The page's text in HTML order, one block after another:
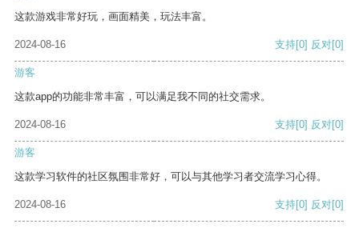
这款游戏非常好玩，画面精美，玩法丰富。
2024-08-16 支持[0] 反对[0]
游客
这款app的功能非常丰富，可以满足我不同的社交需求。
2024-08-16 支持[0] 反对[0]
游客
这款学习软件的社区氛围非常好，可以与其他学习者交流学习心得。
2024-08-16 支持[0] 反对[0]